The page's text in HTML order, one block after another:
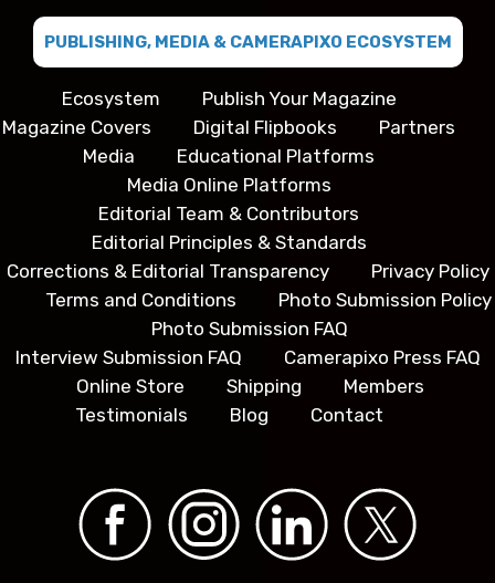
PUBLISHING, MEDIA & CAMERAPIXO ECOSYSTEM
Ecosystem
Publish Your Magazine
Magazine Covers
Digital Flipbooks
Partners
Media
Educational Platforms
Media Online Platforms
Editorial Team & Contributors
Editorial Principles & Standards
Corrections & Editorial Transparency
Privacy Policy
Terms and Conditions
Photo Submission Policy
Photo Submission FAQ
Interview Submission FAQ
Camerapixo Press FAQ
Online Store
Shipping
Members
Testimonials
Blog Contact